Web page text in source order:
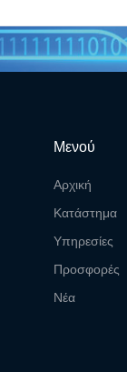
Μενού
Αρχική
Κατάστημα
Υπηρεσίες
Προσφορές
Νέα